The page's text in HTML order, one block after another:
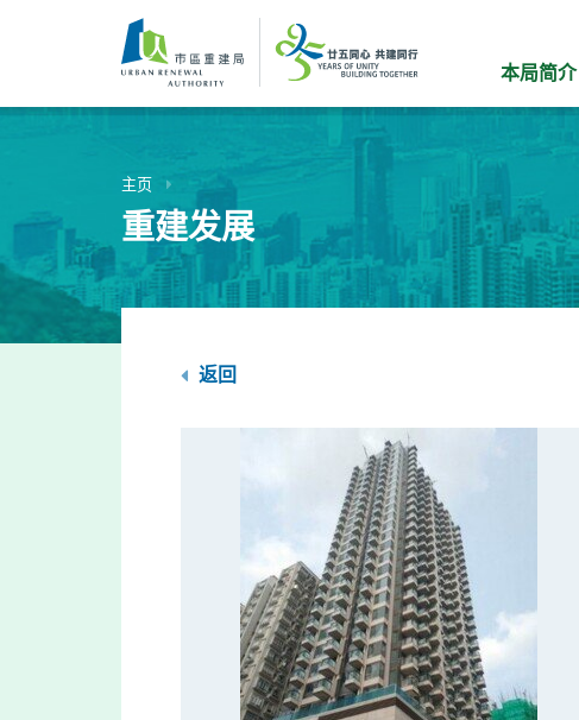
内
本局简介
主页
重建发展
返回